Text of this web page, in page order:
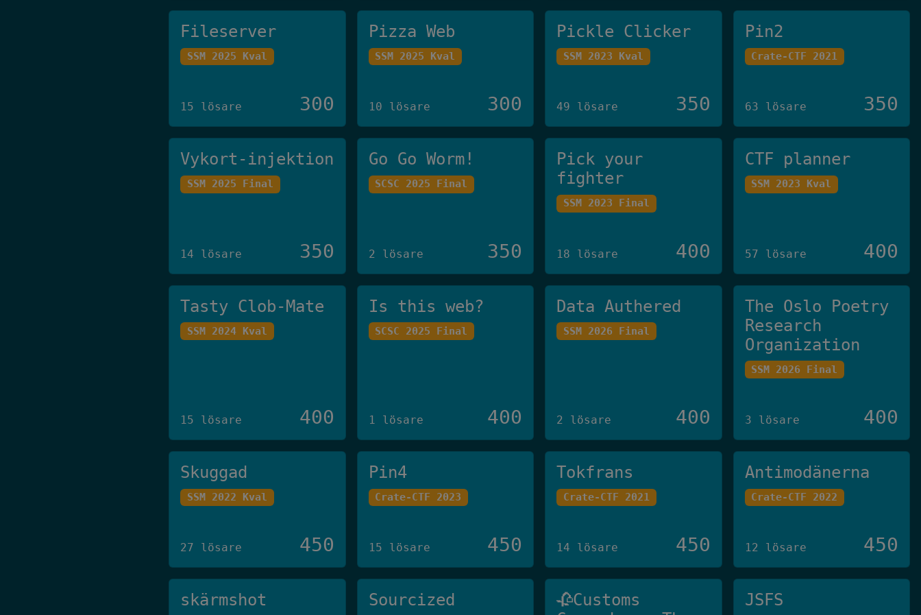
Fileserver
SSM 2025 Kval
15 lösare 300
Pizza Web
SSM 2025 Kval
10 lösare 300
Pickle Clicker
SSM 2023 Kval
49 lösare 350
Pin2
Crate-CTF 2021
63 lösare 350
Vykort-injektion
SSM 2025 Final
14 lösare 350
Go Go Worm!
SCSC 2025 Final
2 lösare 350
Pick your
fighter
SSM 2023 Final
18 lösare 400
CTF planner
SSM 2023 Kval
57 lösare 400
Tasty Clob-Mate
SSM 2024 Kval
15 lösare 400
Is this web?
SCSC 2025 Final
1 lösare 400
Data Authered
SSM 2026 Final
2 lösare 400
The Oslo Poetry
Research
Organization
SSM 2026 Final
3 lösare 400
Skuggad
SSM 2022 Kval
27 lösare 450
Pin4
Crate-CTF 2023
15 lösare 450
Tokfrans
Crate-CTF 2021
14 lösare 450
Antimodänerna
Crate-CTF 2022
12 lösare 450
skärmshot Sourcized
🥀Customs
JSFS